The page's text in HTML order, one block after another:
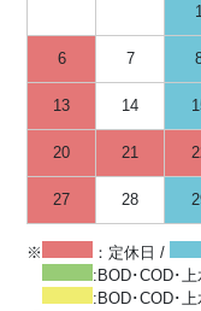
6 7
13 14
20 21
27 28
※ ：定休日 /
:BOD･COD･
:BOD･COD･